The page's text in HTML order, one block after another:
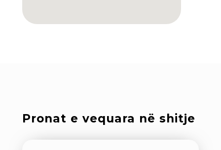
Pronat e vequara në shitje